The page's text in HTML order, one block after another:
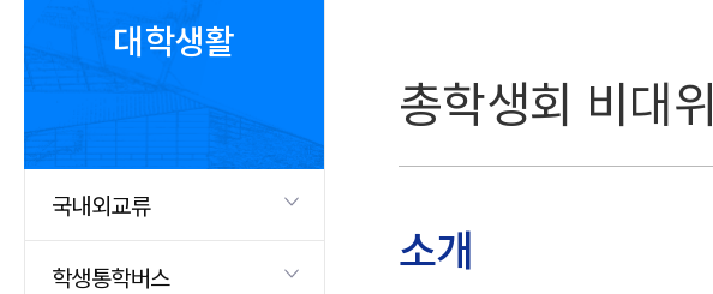
대학생활
국내외교류
학생통학버스
총학생회 비대위
소개